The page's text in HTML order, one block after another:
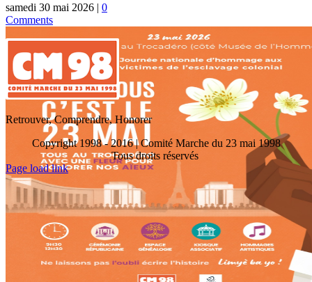
samedi 30 mai 2026 | 0
Comments
Retrouver, Comprendre, Honorer
Copyright 1998 - 2016 | Comité Marche du 23 mai 1998
Tous droits réservés
Toggle
Sliding
Area
Page load link
Go
Top